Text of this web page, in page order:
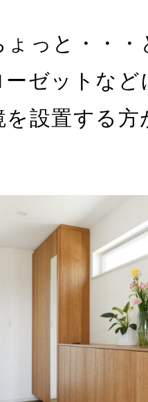
ょっと・・
ーゼットな
を設置する